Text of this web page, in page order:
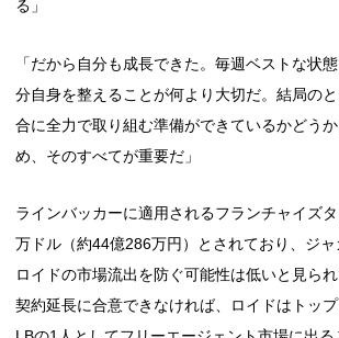
る」
「だから自分も成長できた。毎週ベストな状
分自身を整えることが何より大切だ。結局の
合に全力で取り組む準備ができているかどう
め、そのすべてが重要だ」
ラインバッカーに適用されるフランチャイズ
万ドル（約44億286万円）とされており、ジ
ロイドの市場流出を防ぐ可能性は低いと見ら
契約延長に合意できなければ、ロイドはトッ